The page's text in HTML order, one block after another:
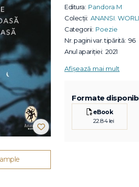
Editura: Pandora M
Colecții: ANANSI.
Categorii: Poezie
Nr. pagini var. tipărită: 96
Anul apariției: 2021
Afișează mai mult
Formate
eBook
22.84 lei